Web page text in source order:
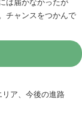
チャンスをつかんで
リア、今後の進路